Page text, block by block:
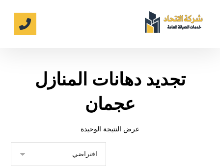
تجديد دهانات المنازل
عجمان
عرض النتيجة الوحيدة